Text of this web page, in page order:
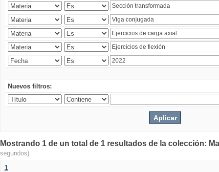
Nuevos filtros:
Mostrando 1 de un total de 1 resultados de la colección:
segundos)
1